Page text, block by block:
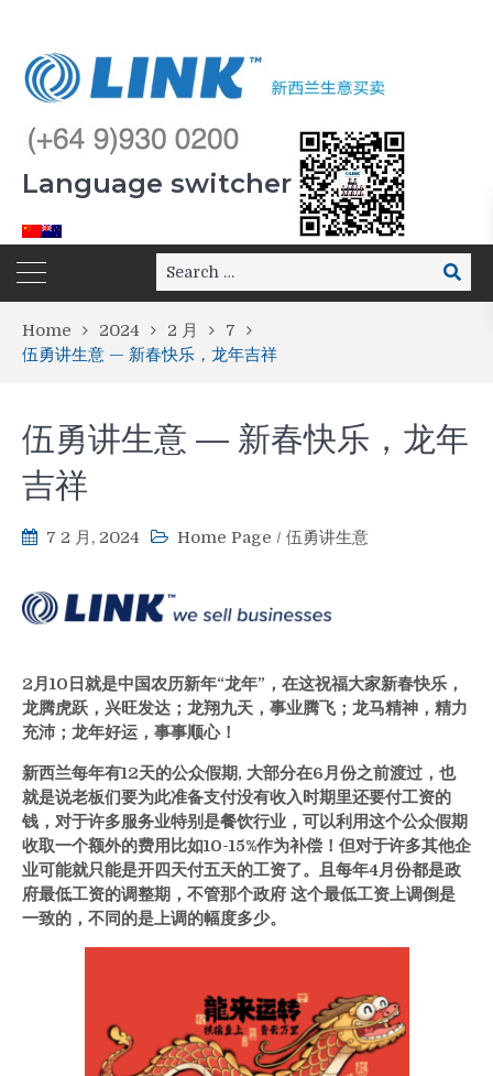
Language switcher
Home 2024 2 月
7
伍勇讲生意 — 新春快乐，龙年吉祥
伍勇讲生意 — 新春快乐，龙年
吉祥
7 2 月, 2024 Home Page / 伍勇讲生意
2月10日就是中国农历新年“龙年”，在这祝福大家新春快乐，
龙腾虎跃，兴旺发达；龙翔九天，事业腾飞；龙马精神，精力
充沛；龙年好运，事事顺心！
新西兰每年有12天的公众假期, 大部分在6月份之前渡过，也
就是说老板们要为此准备支付没有收入时期里还要付工资的
钱，对于许多服务业特别是餐饮行业，可以利用这个公众假期
收取一个额外的费用比如10-15%作为补偿！但对于许多其他企
业可能就只能是开四天付五天的工资了。且每年4月份都是政
府最低工资的调整期，不管那个政府 这个最低工资上调倒是
一致的，不同的是上调的幅度多少。